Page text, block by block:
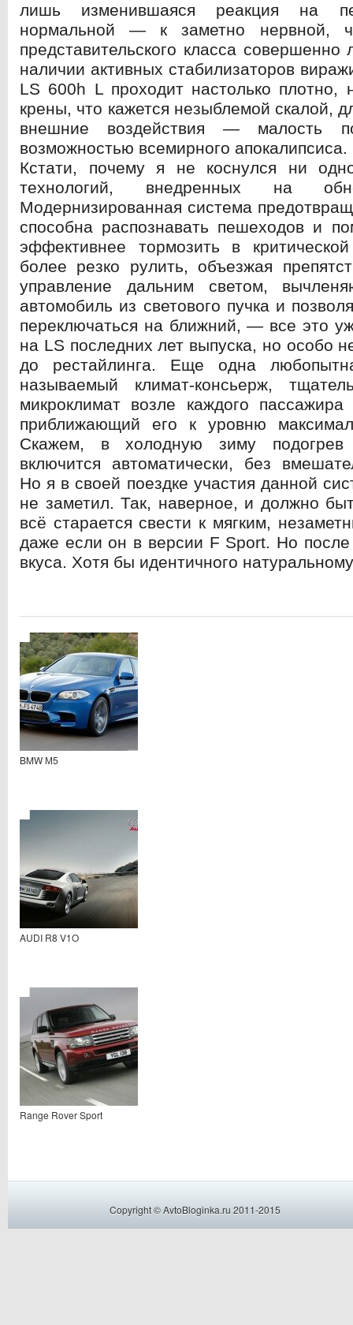
лишь изменившаяся реакция на
нормальной — к заметно нервной,
представительского класса
наличии активных стабилизаторов
LS 600h L проходит настолько плотно,
крены, что кажется незыблемой скалой,
внешние воздействия — малость
возможностью всемирного апокалипсиса.
Кстати, почему я не коснулся ни
технологий, внедренных на
Модернизированная система
способна распознавать пешеходов и
эффективнее тормозить в
более резко рулить, объезжая
управление дальним светом,
автомобиль из светового пучка и
переключаться на ближний, — все это
на LS последних лет выпуска, но особо
до рестайлинга. Еще одна
называемый климат-консьерж,
микроклимат возле каждого пассажира
приближающий его к уровню
Скажем, в холодную зиму
включится автоматически, без
Но я в своей поездке участия данной
не заметил. Так, наверное, и должно
всё старается свести к мягким,
даже если он в версии F Sport. Но после
вкуса. Хотя бы идентичного
BMW М5
AUDI R8 V1O
Range Rover Sport
Copyright © AvtoBloginka.ru 2011-2015